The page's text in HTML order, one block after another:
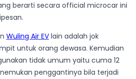
berarti secara official microcar ini
Wuling Air EV lain adalah jok
untuk orang dewasa. Kemudian
tidak umum yaitu cuma 12
penggantinya bila terjadi